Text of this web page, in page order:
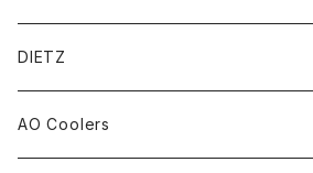
DIETZ
AO Coolers